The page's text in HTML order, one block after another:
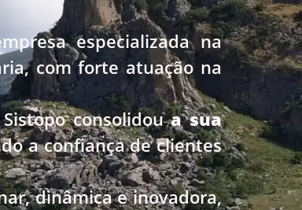
especializada na
com forte atuação na
consolidoua sua
a confiança de clientes
dinâmica e inovadora,